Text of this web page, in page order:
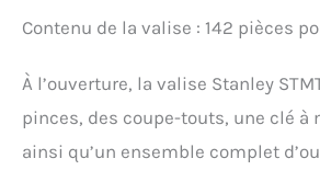
Contenu de la valise : 142 pièces
À l’ouverture, la valise Stanley
pinces, des coupe-touts, une clé
ainsi qu’un ensemble complet